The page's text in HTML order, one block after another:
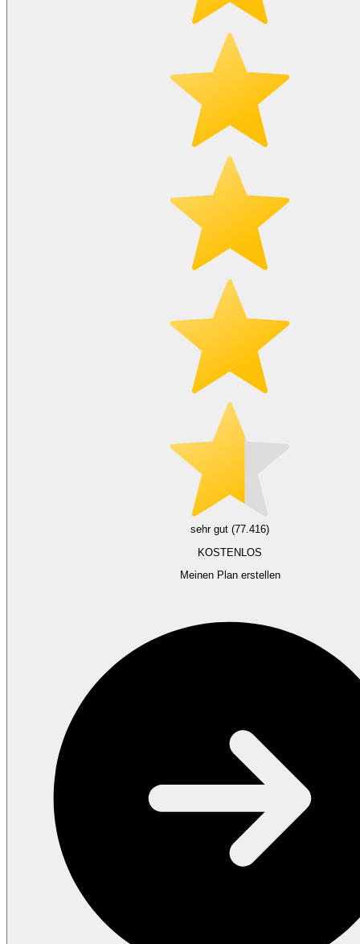
sehr gut (77.416)
KOSTENLOS
Meinen Plan erstellen